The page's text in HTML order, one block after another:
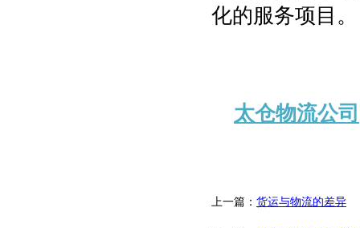
化的服务项目。
太仓物流公司
上一篇： 货运与物流的差异